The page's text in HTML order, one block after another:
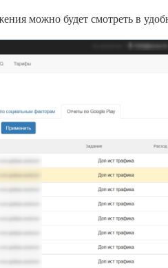
можно будет смотреть в